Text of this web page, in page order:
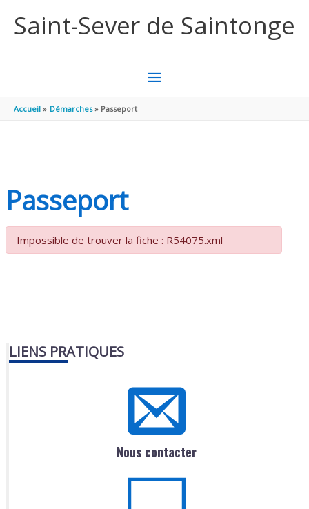
Saint-Sever de Saintonge
MENU
Accueil Démarches Passeport
Passeport
Impossible de trouver la fiche : R54075.xml
LIENS PRATIQUES
Nous contacter